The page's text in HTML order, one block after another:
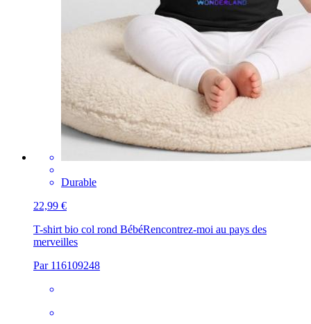
Durable
22,99 €
T-shirt bio col rond BébéRencontrez-moi au pays des
merveilles
Par 116109248